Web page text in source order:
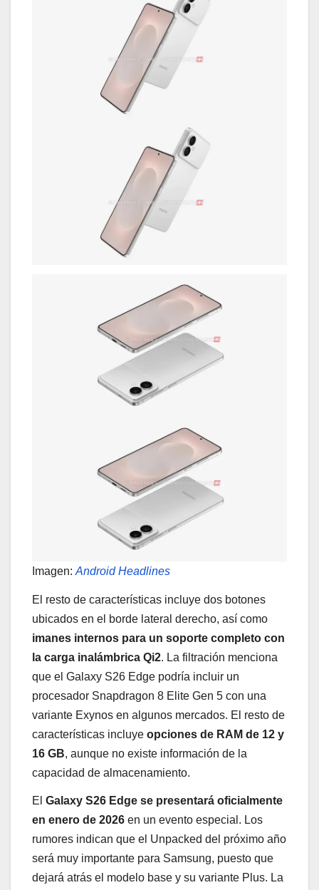
Imagen: Android Headlines
El resto de características incluye dos botones
ubicados en el borde lateral derecho, así como
imanes internos para un soporte completo con
la carga inalámbrica Qi2. La filtración menciona
que el Galaxy S26 Edge podría incluir un
procesador Snapdragon 8 Elite Gen 5 con una
variante Exynos en algunos mercados. El resto de
características incluye opciones de RAM de 12 y
16 GB, aunque no existe información de la
capacidad de almacenamiento.
El Galaxy S26 Edge se presentará oficialmente
en enero de 2026 en un evento especial. Los
rumores indican que el Unpacked del próximo año
será muy importante para Samsung, puesto que
dejará atrás el modelo base y su variante Plus. La